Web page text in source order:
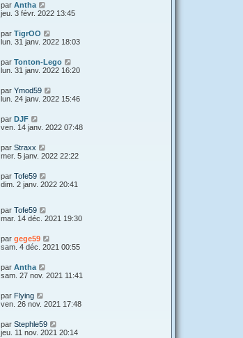
par Antha
jeu. 3 févr. 2022 13:45
par TigrOO
lun. 31 janv. 2022 18:03
par Tonton-Lego
lun. 31 janv. 2022 16:20
par Ymod59
lun. 24 janv. 2022 15:46
par DJF
ven. 14 janv. 2022 07:48
par Straxx
mer. 5 janv. 2022 22:22
par Tofe59
dim. 2 janv. 2022 20:41
par Tofe59
mar. 14 déc. 2021 19:30
par gege59
sam. 4 déc. 2021 00:55
par Antha
sam. 27 nov. 2021 11:41
par Flying
ven. 26 nov. 2021 17:48
par Stephle59
jeu. 11 nov. 2021 20:14